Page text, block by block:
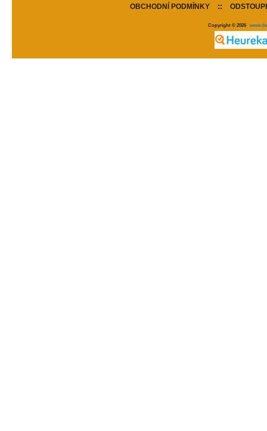
OBCHODNÍ PODMÍNKY ::
Copyright © 2026